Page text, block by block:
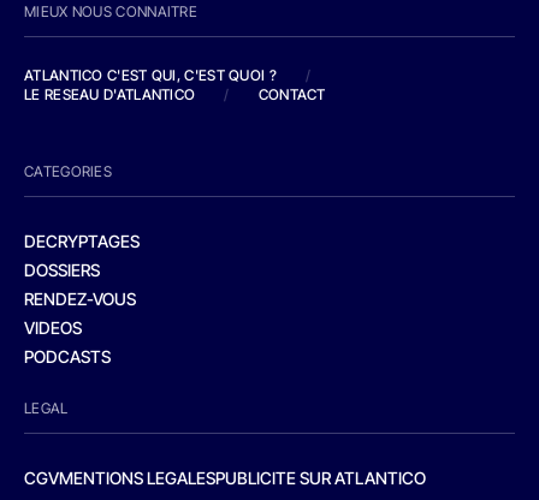
MIEUX NOUS CONNAITRE
ATLANTICO C'EST QUI, C'EST QUOI ?
/
LE RESEAU D'ATLANTICO
/ CONTACT
CATEGORIES
DECRYPTAGES
DOSSIERS
RENDEZ-VOUS
VIDEOS
PODCASTS
LEGAL
CGVMENTIONS LEGALESPUBLICITE SUR ATLANTICO